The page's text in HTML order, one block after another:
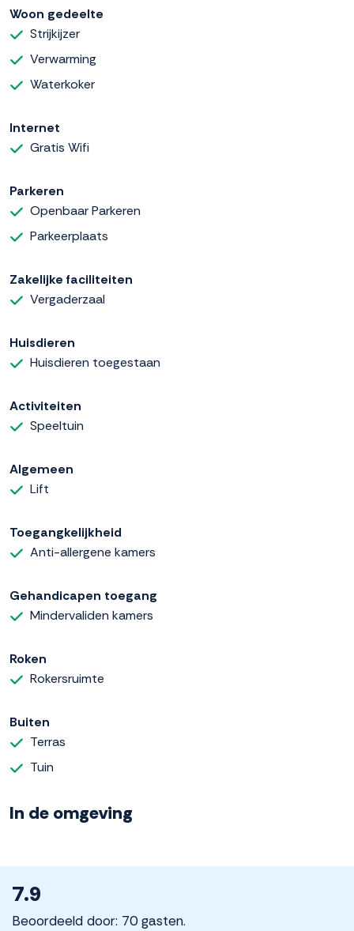
Woon gedeelte
Strijkijzer
Verwarming
Waterkoker
Internet
Gratis Wifi
Parkeren
Openbaar Parkeren
Parkeerplaats
Zakelijke faciliteiten
Vergaderzaal
Huisdieren
Huisdieren toegestaan
Activiteiten
Speeltuin
Algemeen
Lift
Toegangkelijkheid
Anti-allergene kamers
Gehandicapen toegang
Mindervaliden kamers
Roken
Rokersruimte
Buiten
Terras
Tuin
In de omgeving
7.9
Beoordeeld door: 70 gasten.